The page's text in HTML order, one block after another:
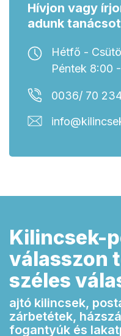
Hívjon vagy
adunk
Hétfő -
Péntek 8:00
0036/ 70
Kilincsek-
válasszon
széles
ajtó kilincsek,
zárbetétek,
fogantyúk és